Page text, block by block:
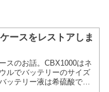
ースをレストアしま
スのお話。CBX1000はネ
ルでバッテリーのサイズ
ッテリー液は希硫酸で